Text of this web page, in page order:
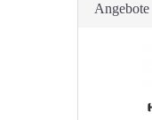
Angebote